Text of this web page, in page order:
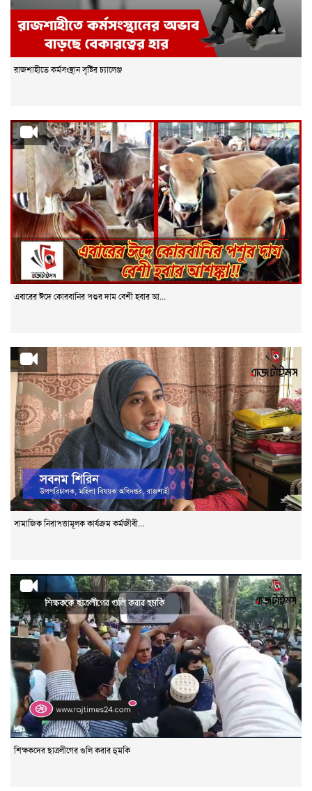
রাজশাহীতে কর্মসংস্থান সৃষ্টির চ্যালেঞ্জ
এবারের ঈদে কোরবানির পশুর দাম বেশী হবার আ...
সামাজিক নিরাপত্তামূলক কার্যক্রম কর্মজীবী...
শিক্ষকদের ছাত্রলীগের গুলি করার হুমকি